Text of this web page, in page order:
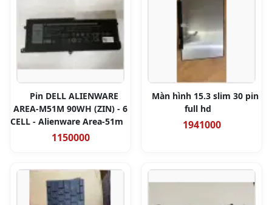
Pin DELL ALIENWARE
AREA-M51M 90WH (ZIN) - 6
CELL - Alienware Area-51m
1150000
Màn hình 15.3 slim 30 pin
full hd
1941000